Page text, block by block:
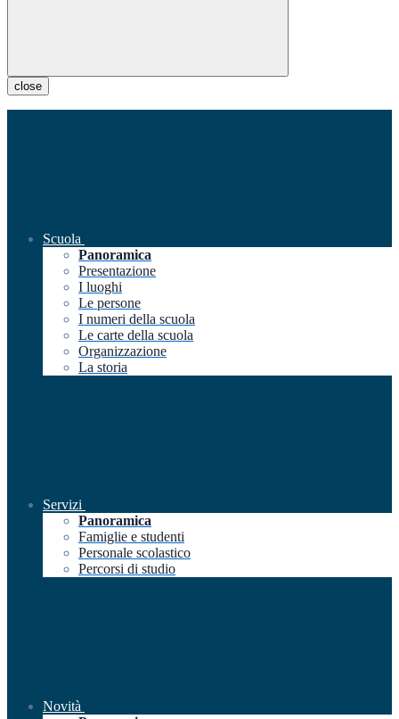
close
Scuola
Panoramica
Presentazione
I luoghi
Le persone
I numeri della scuola
Le carte della scuola
Organizzazione
La storia
Servizi
Panoramica
Famiglie e studenti
Personale scolastico
Percorsi di studio
Novità